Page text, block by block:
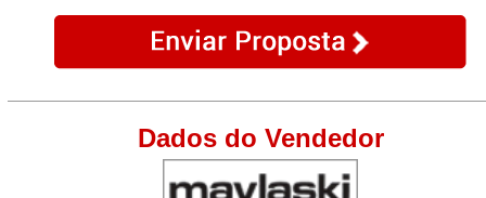
Dados do Vendedor